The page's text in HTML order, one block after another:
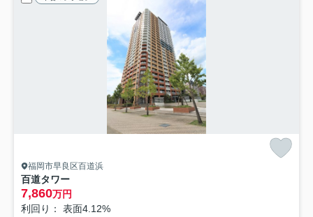
福岡市早良区百道浜
百道タワー
7,860万円
利回り： 表面4.12%